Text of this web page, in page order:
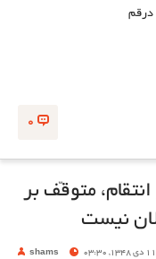
درقم
0
متوقّف بر
نیست
shams 11 دی 1348, 03:30